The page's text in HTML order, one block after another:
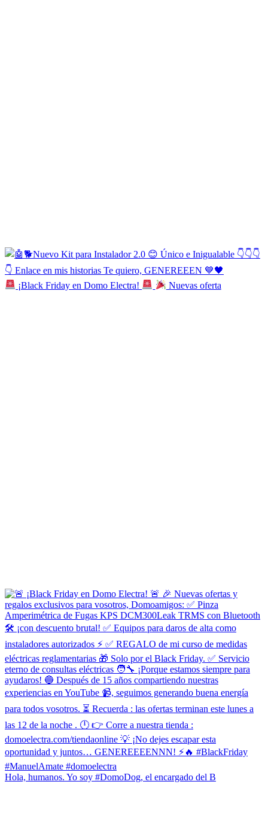
¡Black Friday en Domo Electra! Nuevas oferta
Hola, humanos. Yo soy #DomoDog, el encargado del B